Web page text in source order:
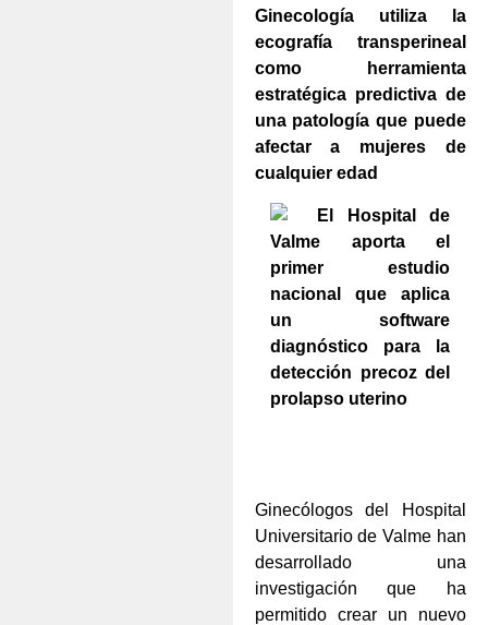
Ginecología utiliza la
ecografía transperineal
como herramienta
estratégica predictiva de
una patología que puede
afectar a mujeres de
cualquier edad
Ginecólogos del Hospital
Universitario de Valme han
desarrollado una
investigación que ha
permitido crear un nuevo